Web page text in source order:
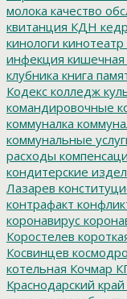
молока качество
квитанция КДН
кинологи
инфекция
клубника книга
Кодекс колледж
командировочные
коммуналка
коммунальные
расходы
кондитерские
Лазарев
контрафакт
коронавирус
Коростелев
Косвинцев
котельная Кочмар
Краснодарский край